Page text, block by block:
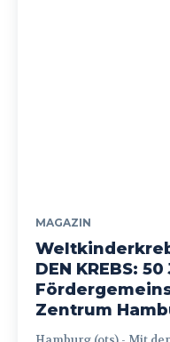
MAGAZIN
DEN KREBS:
Zentrum